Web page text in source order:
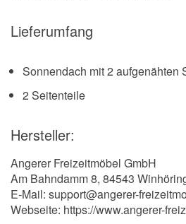
Lieferumfang
Sonnendach mit 2 aufgenähten
2 Seitenteile
Hersteller:
Angerer Freizeitmöbel GmbH
Am Bahndamm 8, 84543
E-Mail: support@angerer-
Webseite: https://www.angerer-